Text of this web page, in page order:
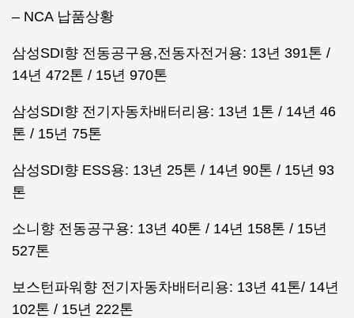
– NCA 납품상황
삼성SDI향 전동공구용,전동자전거용: 13년 391톤 /
14년 472톤 / 15년 970톤
삼성SDI향 전기자동차배터리용: 13년 1톤 / 14년 46
톤 / 15년 75톤
삼성SDI향 ESS용: 13년 25톤 / 14년 90톤 / 15년 93
톤
소니향 전동공구용: 13년 40톤 / 14년 158톤 / 15년
527톤
보스턴파워향 전기자동차배터리용: 13년 41톤/ 14년
102톤 / 15년 222톤